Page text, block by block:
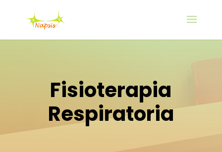
Fisioterapia
Respiratoria